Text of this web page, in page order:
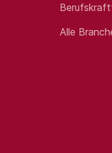
zum/zur
und Spaß
Denken und
Alle